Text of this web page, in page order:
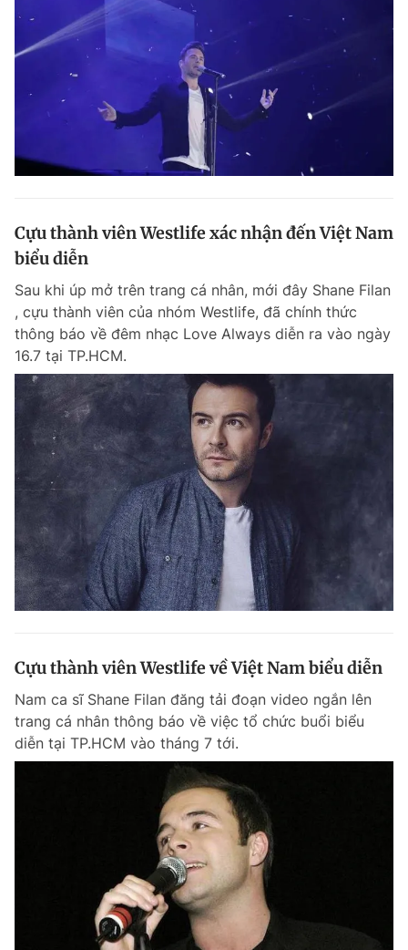
Cựu thành viên Westlife xác nhận đến Việt Nam
biểu diễn
Sau khi úp mở trên trang cá nhân, mới đây Shane Filan
, cựu thành viên của nhóm Westlife, đã chính thức
thông báo về đêm nhạc Love Always diễn ra vào ngày
16.7 tại TP.HCM.
Cựu thành viên Westlife về Việt Nam biểu diễn
Nam ca sĩ Shane Filan đăng tải đoạn video ngắn lên
trang cá nhân thông báo về việc tổ chức buổi biểu
diễn tại TP.HCM vào tháng 7 tới.